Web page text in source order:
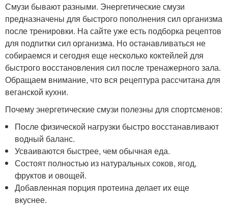
Смузи бывают разными. Энергетические смузи
предназначены для быстрого пополнения сил организма
после тренировки. На сайте уже есть подборка рецептов
для подпитки сил организма. Но останавливаться не
собираемся и сегодня еще несколько коктейлей для
быстрого восстановления сил после тренажерного зала.
Обращаем внимание, что вся рецептура рассчитана для
веганской кухни.
Почему энергетические смузи полезны для спортсменов:
После физической нагрузки быстро восстанавливают
водный баланс.
Усваиваются быстрее, чем обычная еда.
Состоят полностью из натуральных соков, ягод,
фруктов и овощей.
Добавленная порция протеина делает их еще
вкуснее.